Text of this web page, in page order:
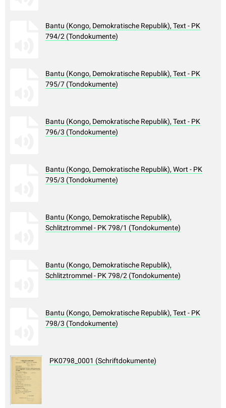
Bantu (Kongo, Demokratische Republik), Text - PK
794/2 (Tondokumente)
Bantu (Kongo, Demokratische Republik), Text - PK
795/7 (Tondokumente)
Bantu (Kongo, Demokratische Republik), Text - PK
796/3 (Tondokumente)
Bantu (Kongo, Demokratische Republik), Wort - PK
795/3 (Tondokumente)
Bantu (Kongo, Demokratische Republik),
Schlitztrommel - PK 798/1 (Tondokumente)
Bantu (Kongo, Demokratische Republik),
Schlitztrommel - PK 798/2 (Tondokumente)
Bantu (Kongo, Demokratische Republik), Text - PK
798/3 (Tondokumente)
PK0798_0001 (Schriftdokumente)